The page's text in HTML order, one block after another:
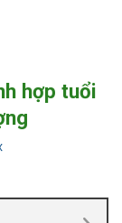
hợp tuổi